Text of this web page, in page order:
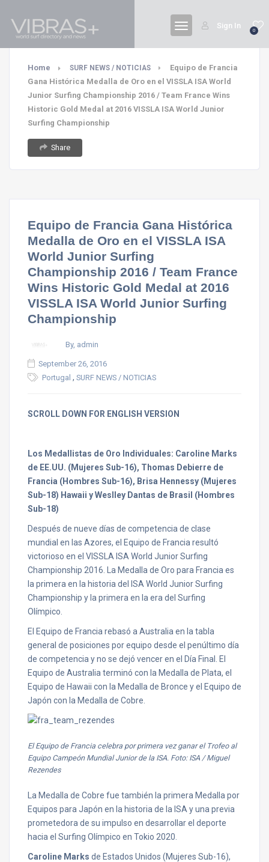
0
Sign In
Home SURF NEWS / NOTICIAS
Equipo de Francia
Gana Histórica Medalla de Oro en el VISSLA ISA World
Junior Surfing Championship 2016 / Team France Wins
Historic Gold Medal at 2016 VISSLA ISA World Junior
Surfing Championship
Share
Equipo de Francia Gana Histórica
Medalla de Oro en el VISSLA ISA
World Junior Surfing
Championship 2016 / Team France
Wins Historic Gold Medal at 2016
VISSLA ISA World Junior Surfing
Championship
By, admin
September 26, 2016
Portugal , SURF NEWS / NOTICIAS
SCROLL DOWN FOR ENGLISH VERSION
Los Medallistas de Oro Individuales: Caroline Marks
de EE.UU. (Mujeres Sub-16), Thomas Debierre de
Francia (Hombres Sub-16), Brisa Hennessy (Mujeres
Sub-18) Hawaii y Weslley Dantas de Brasil (Hombres
Sub-18)
Después de nueve días de competencia de clase
mundial en las Azores, el Equipo de Francia resultó
victorioso en el VISSLA ISA World Junior Surfing
Championship 2016. La Medalla de Oro para Francia es
la primera en la historia del ISA World Junior Surfing
Championship y la primera en la era del Surfing
Olímpico.
El Equipo de Francia rebasó a Australia en la tabla
general de posiciones por equipo desde el penúltimo día
de competencia y no se dejó vencer en el Día Final. El
Equipo de Australia terminó con la Medalla de Plata, el
Equipo de Hawaii con la Medalla de Bronce y el Equipo de
Japón con la Medalla de Cobre.
El Equipo de Francia celebra por primera vez ganar el Trofeo al
Equipo Campeón Mundial Junior de la ISA. Foto: ISA / Miguel
Rezendes
La Medalla de Cobre fue también la primera Medalla por
Equipos para Japón en la historia de la ISA y una previa
prometedora de su impulso en desarrollar el deporte
hacia el Surfing Olímpico en Tokio 2020.
Caroline Marks de Estados Unidos (Mujeres Sub-16),